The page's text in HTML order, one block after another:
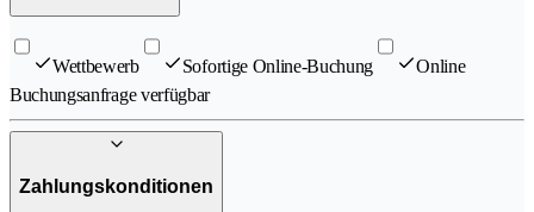
Wettbewerb Sofortige Online-Buchung
Online
Buchungsanfrage verfügbar
Zahlungskonditionen